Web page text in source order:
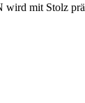
mit Stolz